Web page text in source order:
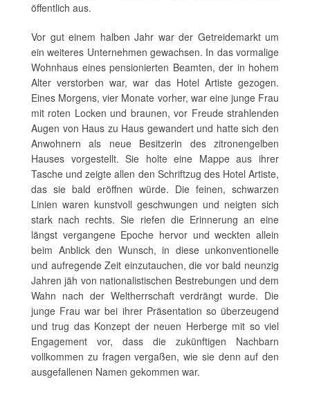
öffentlich aus.
Vor gut einem halben Jahr war der Getreidemarkt um
ein weiteres Unternehmen gewachsen. In das vormalige
Wohnhaus eines pensionierten Beamten, der in hohem
Alter verstorben war, war das Hotel Artiste gezogen.
Eines Morgens, vier Monate vorher, war eine junge Frau
mit roten Locken und braunen, vor Freude strahlenden
Augen von Haus zu Haus gewandert und hatte sich den
Anwohnern als neue Besitzerin des zitronengelben
Hauses vorgestellt. Sie holte eine Mappe aus ihrer
Tasche und zeigte allen den Schriftzug des Hotel Artiste,
das sie bald eröffnen würde. Die feinen, schwarzen
Linien waren kunstvoll geschwungen und neigten sich
stark nach rechts. Sie riefen die Erinnerung an eine
längst vergangene Epoche hervor und weckten allein
beim Anblick den Wunsch, in diese unkonventionelle
und aufregende Zeit einzutauchen, die vor bald neunzig
Jahren jäh von nationalistischen Bestrebungen und dem
Wahn nach der Weltherrschaft verdrängt wurde. Die
junge Frau war bei ihrer Präsentation so überzeugend
und trug das Konzept der neuen Herberge mit so viel
Engagement vor, dass die zukünftigen Nachbarn
vollkommen zu fragen vergaßen, wie sie denn auf den
ausgefallenen Namen gekommen war.